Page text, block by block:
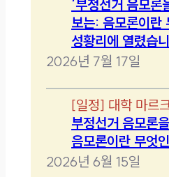
‘부정선거 음모론
보는: 음모론이란
성황리에 열렸습
2026년 7월 17일
[일정] 대학 마르
부정선거 음모론
음모론이란 무엇
2026년 6월 15일